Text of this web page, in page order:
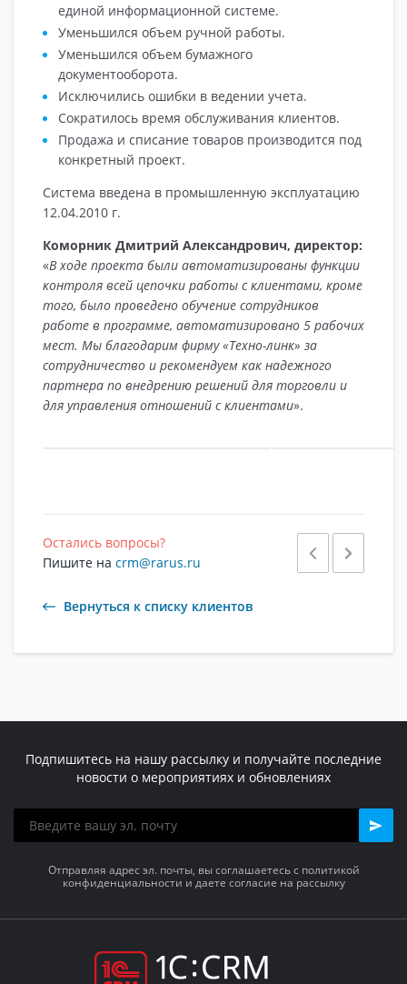
единой информационной системе.
Уменьшился объем ручной работы.
Уменьшился объем бумажного
документооборота.
Исключились ошибки в ведении учета.
Сократилось время обслуживания клиентов.
Продажа и списание товаров производится под
конкретный проект.
Система введена в промышленную эксплуатацию
12.04.2010 г.
Коморник Дмитрий Александрович, директор:
«В ходе проекта были автоматизированы функции
контроля всей цепочки работы с клиентами, кроме
того, было проведено обучение сотрудников
работе в программе, автоматизировано 5 рабочих
мест. Мы благодарим фирму «Техно-линк» за
сотрудничество и рекомендуем как надежного
партнера по внедрению решений для торговли и
для управления отношений с клиентами».
Остались вопросы?
Пишите на crm@rarus.ru
Вернуться к списку клиентов
Подпишитесь на нашу рассылку и получайте последние
новости о мероприятиях и обновлениях
Отправляя адрес эл. почты, вы соглашаетесь с политикой
конфиденциальности и даете согласие на рассылку